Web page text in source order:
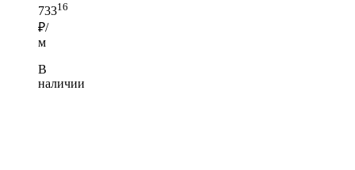
73316
₽/
м
В
наличии